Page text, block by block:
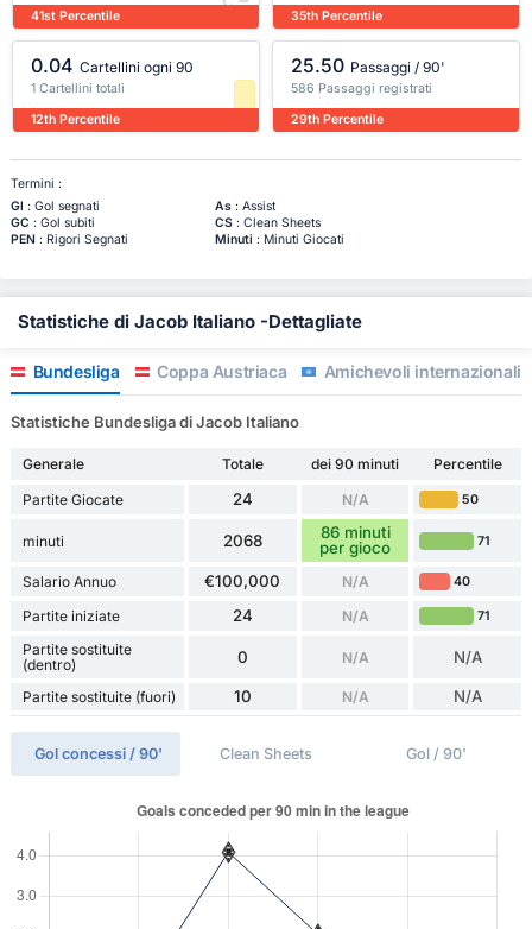
41st Percentile
35th Percentile
0.04 Cartellini ogni 90
1 Cartellini totali
12th Percentile
25.50 Passaggi / 90'
586 Passaggi registrati
29th Percentile
Termini :
Gl : Gol segnati As: Assist
GC : Gol subiti CS: Clean Sheets
PEN: Rigori Segnati Minuti : Minuti Giocati
Statistiche di Jacob Italiano -Dettagliate
Bundesliga Coppa Austriaca Amichevoli internazionali
Statistiche Bundesliga di Jacob Italiano
Generale Totale dei 90 minuti
Percentile
Partite Giocate
24 N/A 50
minuti 2068
86 minuti
per gioco
71
Salario Annuo €100,000 N/A 40
Partite iniziate 24 N/A 71
Partite sostituite
(dentro)
0 N/A N/A
Partite sostituite (fuori) 10 N/A N/A
Gol concessi / 90' Clean Sheets Gol / 90'